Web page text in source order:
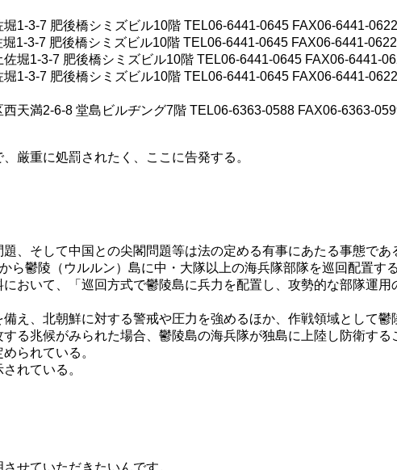
1-3-7 肥後橋シミズビル10階 TEL06-6441-0645 FAX06-6441-0622
1-3-7 肥後橋シミズビル10階 TEL06-6441-0645 FAX06-6441-0622
堀1-3-7 肥後橋シミズビル10階 TEL06-6441-0645 FAX06-6441-
1-3-7 肥後橋シミズビル10階 TEL06-6441-0645 FAX06-6441-0622
天満2-6-8 堂島ビルヂング7階 TEL06-6363-0588 FAX06-6363-
厳重に処罰されたく、ここに告発する。
そして中国との尖閣問題等は法の定める有事にあたる事態であ
鬱陵（ウルルン）島に中・大隊以上の海兵隊部隊を巡回配置す
おいて、「巡回方式で鬱陵島に兵力を配置し、攻勢的な部隊運
え、北朝鮮に対する警戒や圧力を強めるほか、作戦領域として
る兆候がみられた場合、鬱陵島の海兵隊が独島に上陸し防衛する
られている。
れている。
せていただきたいんです。